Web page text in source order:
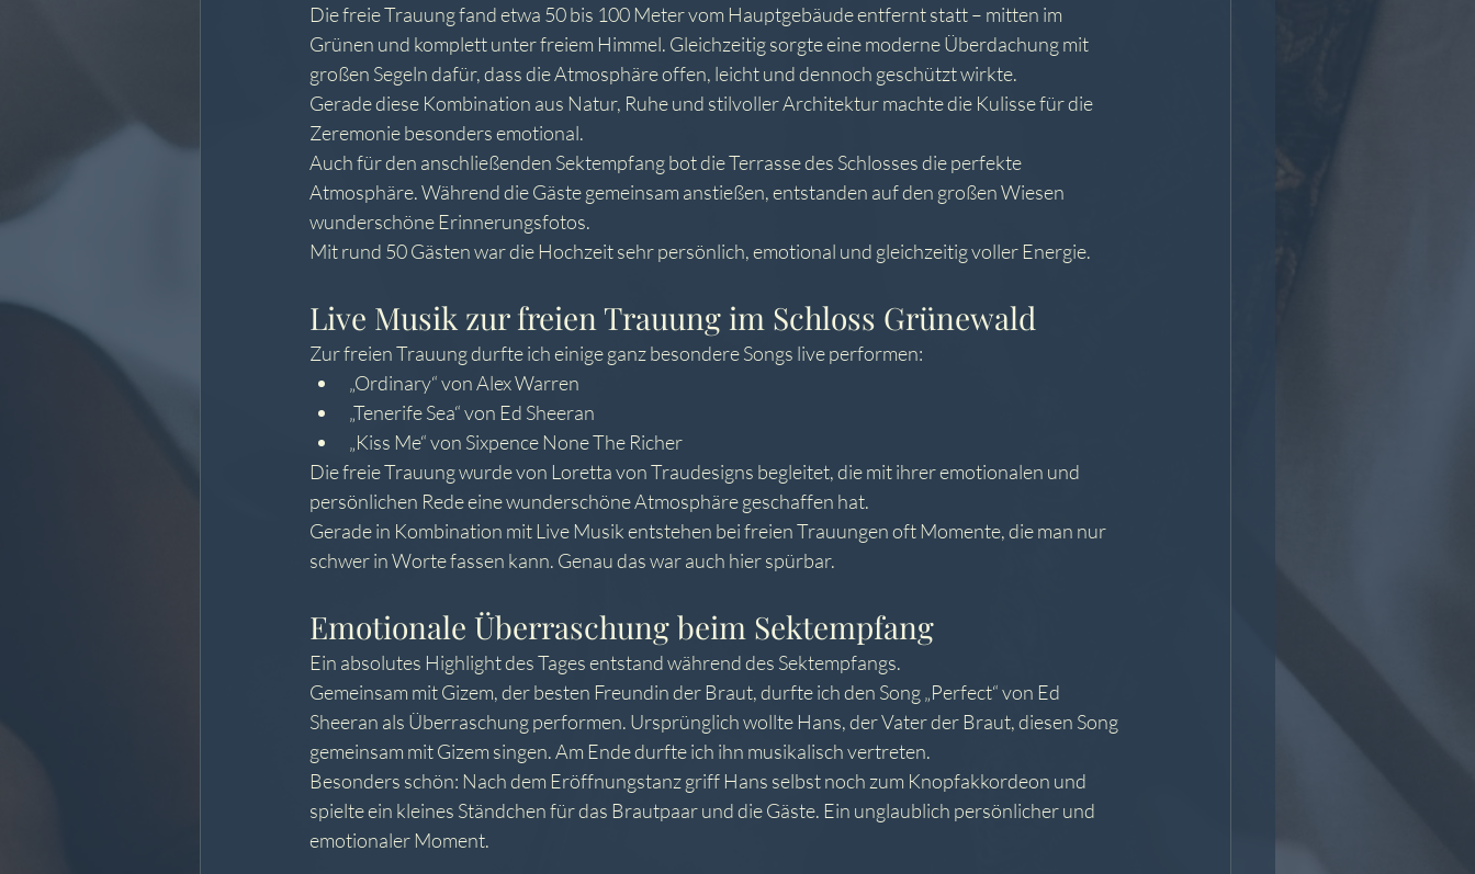
Die freie Trauung fand etwa 50 bis 100 Meter vom Hauptgebäude entfernt statt – mitten im
Grünen und komplett unter freiem Himmel. Gleichzeitig sorgte eine moderne Überdachung mit
großen Segeln dafür, dass die Atmosphäre offen, leicht und dennoch geschützt wirkte.
Gerade diese Kombination aus Natur, Ruhe und stilvoller Architektur machte die Kulisse für die
Zeremonie besonders emotional.
Auch für den anschließenden Sektempfang bot die Terrasse des Schlosses die perfekte
Atmosphäre. Während die Gäste gemeinsam anstießen, entstanden auf den großen Wiesen
wunderschöne Erinnerungsfotos.
Mit rund 50 Gästen war die Hochzeit sehr persönlich, emotional und gleichzeitig voller Energie.
Live Musik zur freien Trauung im Schloss Grünewald
Zur freien Trauung durfte ich einige ganz besondere Songs live performen:
„Ordinary“ von Alex Warren
„Tenerife Sea“ von Ed Sheeran
„Kiss Me“ von Sixpence None The Richer
Die freie Trauung wurde von Loretta von Traudesigns begleitet, die mit ihrer emotionalen und
persönlichen Rede eine wunderschöne Atmosphäre geschaffen hat.
Gerade in Kombination mit Live Musik entstehen bei freien Trauungen oft Momente, die man nur
schwer in Worte fassen kann. Genau das war auch hier spürbar.
Emotionale Überraschung beim Sektempfang
Ein absolutes Highlight des Tages entstand während des Sektempfangs.
Gemeinsam mit Gizem, der besten Freundin der Braut, durfte ich den Song „Perfect“ von Ed
Sheeran als Überraschung performen. Ursprünglich wollte Hans, der Vater der Braut, diesen Song
gemeinsam mit Gizem singen. Am Ende durfte ich ihn musikalisch vertreten.
Besonders schön: Nach dem Eröffnungstanz griff Hans selbst noch zum Knopfakkordeon und
spielte ein kleines Ständchen für das Brautpaar und die Gäste. Ein unglaublich persönlicher und
emotionaler Moment.